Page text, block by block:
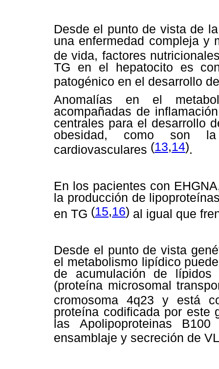
Desde el punto de vista de
una enfermedad compleja y
de vida, factores
TG en el hepatocito es
patogénico en el desarrollo
Anomalías en el
acompañadas de
centrales para el desarrollo
obesidad, como son
cardiovasculares (13,14).
En los pacientes con
la producción de
en TG (15,16) al igual que
Desde el punto de vista
el metabolismo lipídico
de acumulación de
(proteína microsomal
cromosoma 4q23 y está
proteína codificada por este
las Apolipoproteinas
ensamblaje y secreción de